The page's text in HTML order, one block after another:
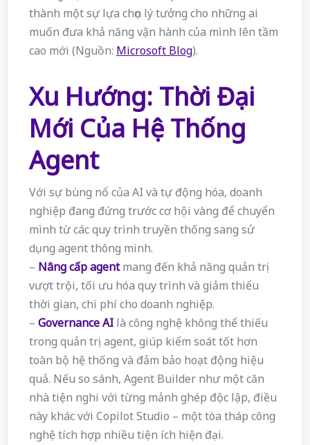
thành một sự lựa chọn lý tưởng cho những ai
muốn đưa khả năng vận hành của mình lên tầm
cao mới (Nguồn: Microsoft Blog).
Xu Hướng: Thời Đại
Mới Của Hệ Thống
Agent
Với sự bùng nổ của AI và tự động hóa, doanh
nghiệp đang đứng trước cơ hội vàng để chuyển
mình từ các quy trình truyền thống sang sử
dụng agent thông minh.
– Nâng cấp agentmang đến khả năng quản trị
vượt trội, tối ưu hóa quy trình và giảm thiểu
thời gian, chi phí cho doanh nghiệp.
– Governance AI là công nghệ không thể thiếu
trong quản trị agent, giúp kiểm soát tốt hơn
toàn bộ hệ thống và đảm bảo hoạt động hiệu
quả. Nếu so sánh, Agent Builder như một căn
nhà tiện nghi với từng mảnh ghép độc lập, điều
này khác với Copilot Studio – một tòa tháp công
nghệ tích hợp nhiều tiện ích hiện đại.